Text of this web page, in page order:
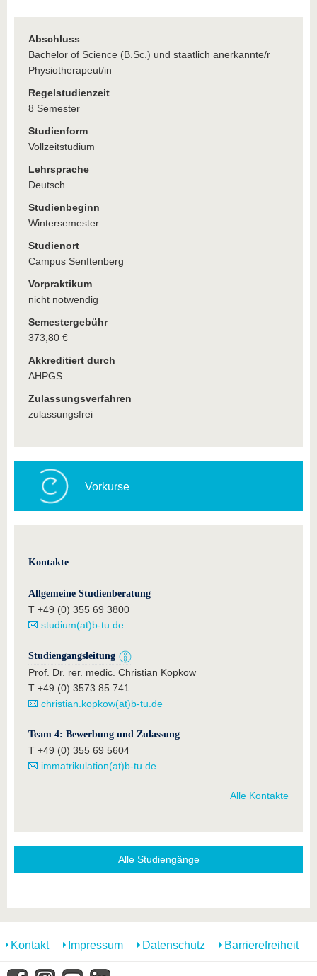
Abschluss
Bachelor of Science (B.Sc.) und staatlich anerkannte/r
Physiotherapeut/in
Regelstudienzeit
8 Semester
Studienform
Vollzeitstudium
Lehrsprache
Deutsch
Studienbeginn
Wintersemester
Studienort
Campus Senftenberg
Vorpraktikum
nicht notwendig
Semestergebühr
373,80 €
Akkreditiert durch
AHPGS
Zulassungsverfahren
zulassungsfrei
Vorkurse
Kontakte
Allgemeine Studienberatung
T +49 (0) 355 69 3800
studium(at)b-tu.de
Studiengangsleitung
Prof. Dr. rer. medic. Christian Kopkow
T +49 (0) 3573 85 741
christian.kopkow(at)b-tu.de
Team 4: Bewerbung und Zulassung
T +49 (0) 355 69 5604
immatrikulation(at)b-tu.de
Alle Kontakte
Alle Studiengänge
Kontakt Impressum Datenschutz Barrierefreiheit